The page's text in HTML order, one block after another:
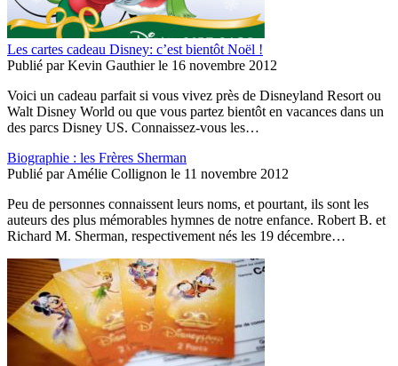
Les cartes cadeau Disney: c’est bientôt Noël !
Publié parKevin Gauthier le 16 novembre 2012
Voici un cadeau parfait si vous vivez près de Disneyland Resort ou
Walt Disney World ou que vous partez bientôt en vacances dans un
des parcs Disney US. Connaissez-vous les…
Biographie : les Frères Sherman
Publié parAmélie Collignon le 11 novembre 2012
Peu de personnes connaissent leurs noms, et pourtant, ils sont les
auteurs des plus mémorables hymnes de notre enfance. Robert B. et
Richard M. Sherman, respectivement nés les 19 décembre…